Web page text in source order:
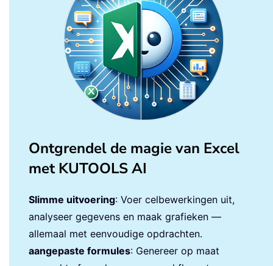
Ontgrendel de magie van Excel
met KUTOOLS AI
Slimme uitvoering: Voer celbewerkingen uit,
analyseer gegevens en maak grafieken —
allemaal met eenvoudige opdrachten.
aangepaste formules: Genereer op maat